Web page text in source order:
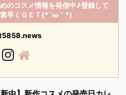
のコスメ情報を発信中♪登録して
素早くＧＥＴ(*´ω｀*)